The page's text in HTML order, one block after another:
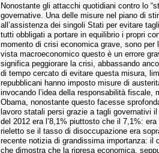
Nonostante gli attacchi quotidiani contro lo
governative. Una delle misure nel piano di
all’assistenza dei singoli Stati per evitare
tutti obbligati a portare in equilibrio i propri
momento di crisi economica grave, sono
vista macroeconomico questo è un errore
significa peggiorare la crisi, abbassando
di tempo cercato di evitare questa misura,
repubblicani hanno imposto misure di
invocando l’idea della responsabilità
Obama, nonostante questo facesse
lavoro statali persi grazie a tagli governativi
del 2012 era l’8,1% piuttosto che il 7,1%:
rieletto se il tasso di disoccupazione era
recente notizia di grandissima importanza:
che dimostra che la ripresa economica,